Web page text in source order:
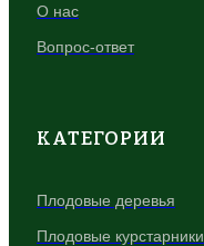
О нас
Вопрос-ответ
КАТЕГОРИИ
Плодовые деревья
Плодовые курстарники